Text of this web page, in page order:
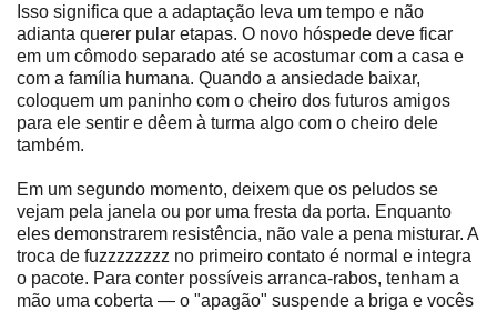
Isso significa que a adaptação leva um tempo e não
adianta querer pular etapas. O novo hóspede deve ficar
em um cômodo separado até se acostumar com a casa e
com a família humana. Quando a ansiedade baixar,
coloquem um paninho com o cheiro dos futuros amigos
para ele sentir e dêem à turma algo com o cheiro dele
também.
Em um segundo momento, deixem que os peludos se
vejam pela janela ou por uma fresta da porta. Enquanto
eles demonstrarem resistência, não vale a pena misturar. A
troca de fuzzzzzzzz no primeiro contato é normal e integra
o pacote. Para conter possíveis arranca-rabos, tenham a
mão uma coberta — o "apagão" suspende a briga e vocês